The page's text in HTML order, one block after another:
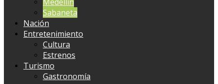
Sabaneta
Nación
Entretenimiento
Cultura
Estrenos
Turismo
Gastronomía